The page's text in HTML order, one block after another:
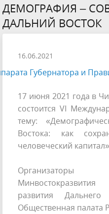
ДЕМОГРАФИЯ –
ДАЛЬНИЙ ВОСТОК
16.06.2021
Губернатора и
17 июня 2021 года в
состоится VI
тему:
Востока: как
человеческий
развития
Общественная палата